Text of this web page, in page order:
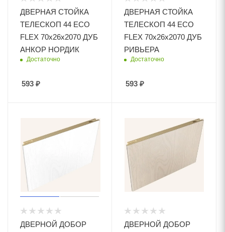
ДВЕРНАЯ СТОЙКА
ТЕЛЕСКОП 44 ECO
FLEX 70х26х2070 ДУБ
АНКОР НОРДИК
Достаточно
593 ₽
ДВЕРНАЯ СТОЙКА
ТЕЛЕСКОП 44 ECO
FLEX 70х26х2070 ДУБ
РИВЬЕРА
Достаточно
593 ₽
ДВЕРНОЙ ДОБОР
ДВЕРНОЙ ДОБОР